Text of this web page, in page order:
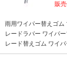
販
雨用ワイパー替えゴム
レードラバー ワイパ
レード替えゴム ワイパ